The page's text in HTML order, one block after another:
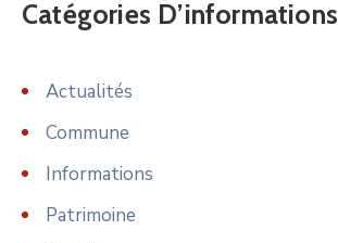
Catégories D’informations
Actualités
Commune
Informations
Patrimoine